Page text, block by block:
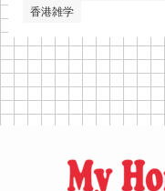
香港雑学